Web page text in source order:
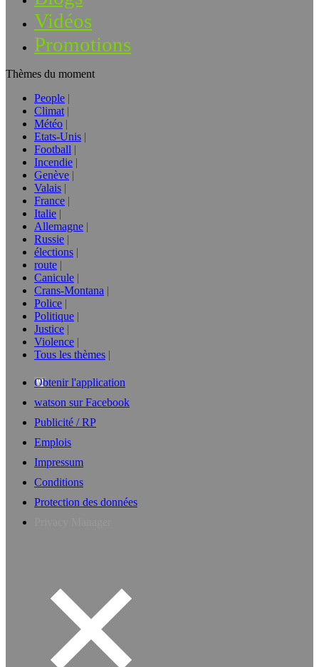
Vidéos
Promotions
Thèmes du moment
People
Climat
Météo
Etats-Unis
Football
Incendie
Genève
Valais
France
Italie
Allemagne
Russie
élections
route
Canicule
Crans-Montana
Police
Politique
Justice
Violence
Tous les thèmes
Obtenir l'application
watson sur Facebook
Publicité / RP
Emplois
Impressum
Conditions
Protection des données